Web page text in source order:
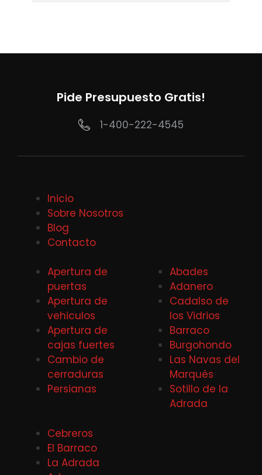
Pide Presupuesto Gratis!
1-400-222-4545
Inicio
Sobre Nosotros
Blog
Contacto
Apertura de
puertas
Apertura de
vehiculos
Apertura de
cajas fuertes
Cambio de
cerraduras
Persianas
Abades
Adanero
Cadalso de
los Vidrios
Barraco
Burgohondo
Las Navas del
Marqués
Sotillo de la
Adrada
Cebreros
El Barraco
La Adrada